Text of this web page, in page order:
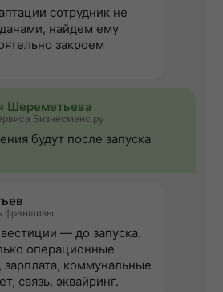
сотрудник не
найдем ему
закроем
Шереметьева
Бизнесменс.ру
будут после запуска
франшизы
— до запуска.
операционные
зарплата, коммунальные
связь, эквайринг.